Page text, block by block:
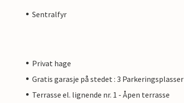
Sentralfyr
Privat hage
Gratis garasje på stedet : 3 Parkeringsplasser
Terrasse el. lignende nr. 1 - Åpen terrasse